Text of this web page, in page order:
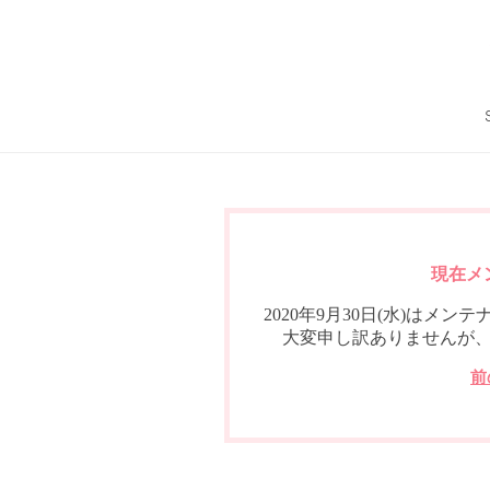
現在メ
2020年9月30日(水)はメンテ
大変申し訳ありませんが
前